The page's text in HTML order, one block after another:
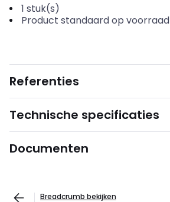
1 stuk(s)
Product standaard op voorraad
Referenties
Technische specificaties
Documenten
Breadcrumb bekijken